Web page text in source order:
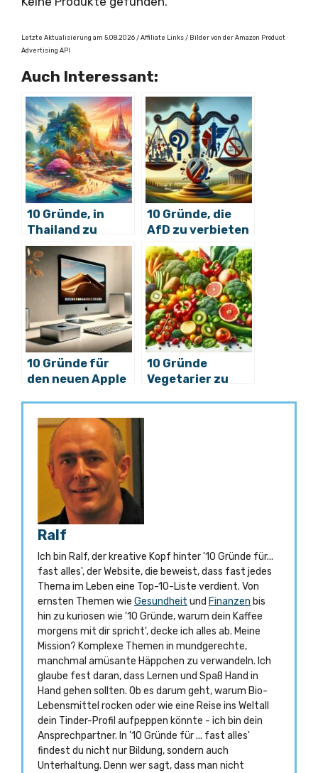
Letzte Aktualisierung am 5.08.2026 / Affiliate Links / Bilder von der Amazon Product
Advertising API
Auch Interessant:
10 Gründe, in
Thailand zu
leben: das
Paradies wartet
10 Gründe, die
AfD zu verbieten
10 Gründe für
den neuen Apple
10 Gründe
Vegetarier zu
Ralf
Ich bin Ralf, der kreative Kopf hinter '10 Gründe für...
fast alles', der Website, die beweist, dass fast jedes
Thema im Leben eine Top-10-Liste verdient. Von
ernsten Themen wie Gesundheit und Finanzen bis
hin zu kuriosen wie '10 Gründe, warum dein Kaffee
morgens mit dir spricht', decke ich alles ab. Meine
Mission? Komplexe Themen in mundgerechte,
manchmal amüsante Häppchen zu verwandeln. Ich
glaube fest daran, dass Lernen und Spaß Hand in
Hand gehen sollten. Ob es darum geht, warum Bio-
Lebensmittel rocken oder wie eine Reise ins Weltall
dein Tinder-Profil aufpeppen könnte - ich bin dein
Ansprechpartner. In '10 Gründe für ... fast alles'
findest du nicht nur Bildung, sondern auch
Unterhaltung. Denn wer sagt, dass man nicht